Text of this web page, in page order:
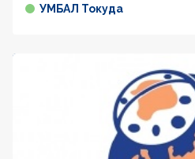
УМБАЛ Токуда